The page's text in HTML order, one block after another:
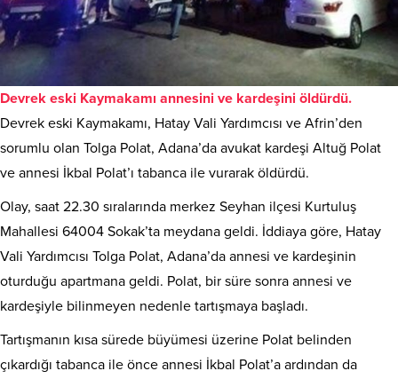
Devrek eski Kaymakamı annesini ve kardeşini öldürdü.
Devrek eski Kaymakamı, Hatay Vali Yardımcısı ve Afrin’den
sorumlu olan Tolga Polat, Adana’da avukat kardeşi Altuğ Polat
ve annesi İkbal Polat’ı tabanca ile vurarak öldürdü.
Olay, saat 22.30 sıralarında merkez Seyhan ilçesi Kurtuluş
Mahallesi 64004 Sokak’ta meydana geldi. İddiaya göre, Hatay
Vali Yardımcısı Tolga Polat, Adana’da annesi ve kardeşinin
oturduğu apartmana geldi. Polat, bir süre sonra annesi ve
kardeşiyle bilinmeyen nedenle tartışmaya başladı.
Tartışmanın kısa sürede büyümesi üzerine Polat belinden
çıkardığı tabanca ile önce annesi İkbal Polat’a ardından da